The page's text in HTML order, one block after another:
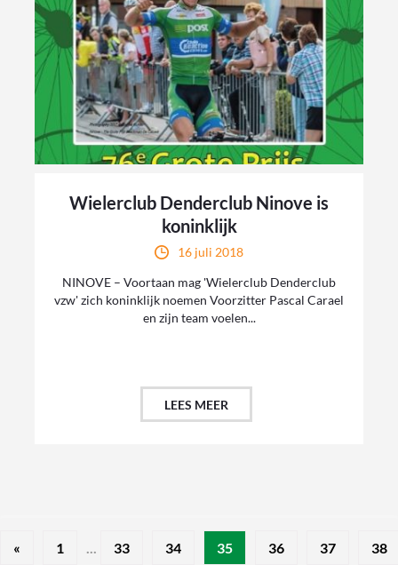
Wielerclub Denderclub Ninove is
koninklijk
16 juli 2018
NINOVE – Voortaan mag 'Wielerclub Denderclub
vzw' zich koninklijk noemen Voorzitter Pascal Carael
en zijn team voelen...
LEES MEER
« 1 33 34 35 36 37 38